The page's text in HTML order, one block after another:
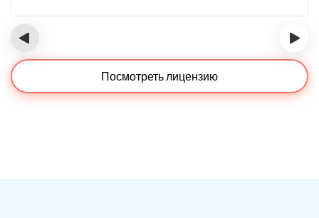
‹ ›
Посмотреть лицензию